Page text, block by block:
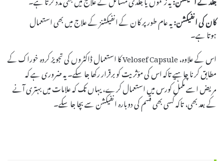
کان کی انفیکشن:یہ عام طور پر کان کے انفیکشنز کے علاج میں بھی استعمال
ہوتا ہے۔
اس کے علاوہ، Velosef Capsule کا استعمال ڈاکٹروں کی تجویز کردہ خوراک کے
مطابق کرنا چاہیے تاکہ اس کی مؤثریت کو برقرار رکھا جا سکے۔ یہ ضروری ہے کہ
مریض اسے مکمل کورس میں استعمال کرے، یہاں تک کہ علامات میں بہتری آنے
کے بعد بھی، تاکہ کسی بھی قسم کی دوبارہ انفیکشن سے بچا جا سکے۔